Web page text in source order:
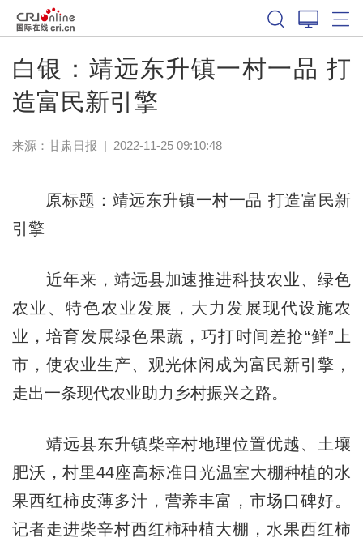
白银：靖远东升镇一村一品 打
造富民新引擎
来源： 甘肃日报 | 2022-11-25 09:10:48
原标题：靖远东升镇一村一品 打造富民新
引擎
近年来，靖远县加速推进科技农业、绿色
农业、特色农业发展，大力发展现代设施农
业，培育发展绿色果蔬，巧打时间差抢“鲜”上
市，使农业生产、观光休闲成为富民新引擎，
走出一条现代农业助力乡村振兴之路。
靖远县东升镇柴辛村地理位置优越、土壤
肥沃，村里44座高标准日光温室大棚种植的水
果西红柿皮薄多汁，营养丰富，市场口碑好。
记者走进柴辛村西红柿种植大棚，水果西红柿